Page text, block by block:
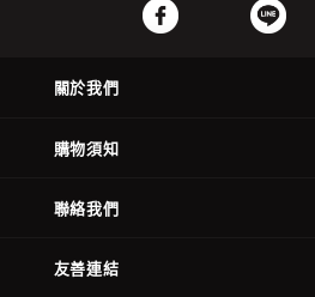
關於我們
購物須知
聯絡我們
友善連結